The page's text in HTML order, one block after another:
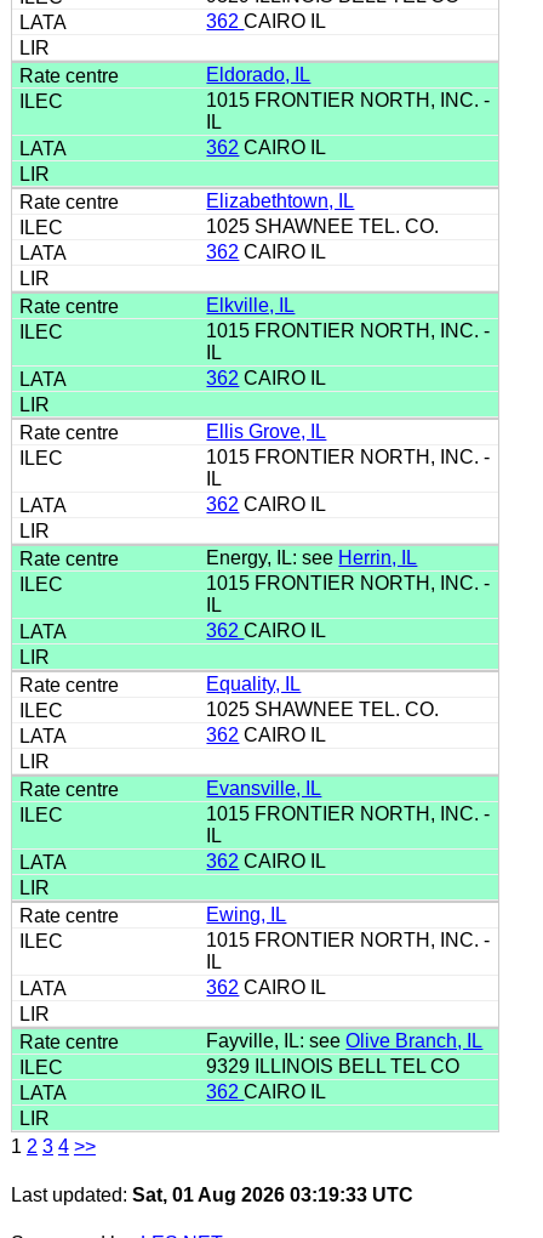
362CAIRO IL
Eldorado, IL
1015 FRONTIER NORTH, INC. -
IL
362 CAIRO IL
Elizabethtown, IL
1025 SHAWNEE TEL. CO.
362 CAIRO IL
Elkville, IL
1015 FRONTIER NORTH, INC. -
IL
362 CAIRO IL
Ellis Grove, IL
1015 FRONTIER NORTH, INC. -
IL
362 CAIRO IL
Energy, IL: see Herrin, IL
1015 FRONTIER NORTH, INC. -
IL
362CAIRO IL
Equality, IL
1025 SHAWNEE TEL. CO.
362 CAIRO IL
Evansville, IL
1015 FRONTIER NORTH, INC. -
IL
362 CAIRO IL
Ewing, IL
1015 FRONTIER NORTH, INC. -
IL
362 CAIRO IL
Fayville, IL: seeOlive Branch, IL
9329 ILLINOIS BELL TEL CO
362CAIRO IL
1 2 3 4 >>
Last updated: Sat, 01 Aug 2026 03:19:33 UTC